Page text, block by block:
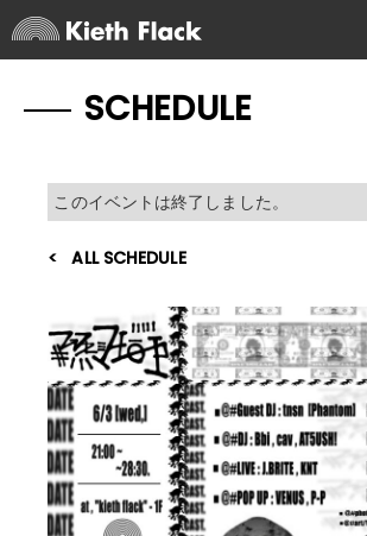
SCHEDULE
このイベントは終了しました。
ALL SCHEDULE